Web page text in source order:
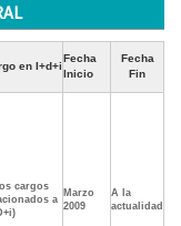
en I+d+i
Fecha
Inicio
Fecha
Fin
cargos
a
Marzo
2009
A la
actualidad